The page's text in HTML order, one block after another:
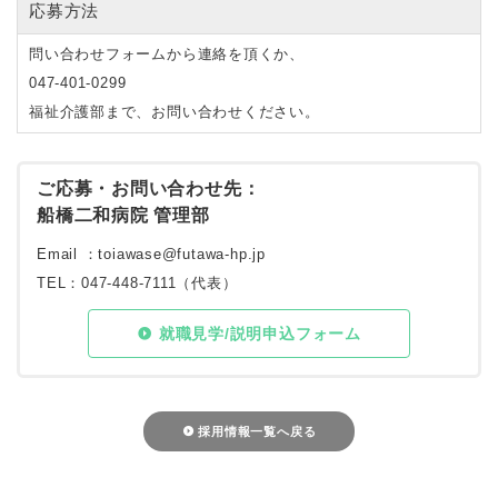
応募方法
問い合わせフォームから連絡を頂くか、
047-401-0299
福祉介護部まで、お問い合わせください。
ご応募・お問い合わせ先：
船橋二和病院 管理部
Email ：toiawase@futawa-hp.jp
TEL：047-448-7111（代表）
就職見学/説明申込フォーム
採用情報一覧へ戻る